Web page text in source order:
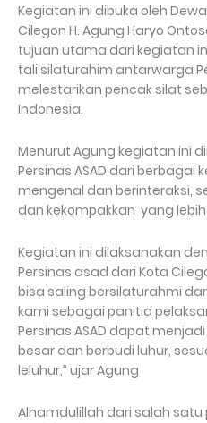
Kegiatan ini dibuka oleh
Cilegon H. Agung Haryo
tujuan utama dari kegiatan
tali silaturahim antarwarga
melestarikan pencak silat
Indonesia.
Menurut Agung kegiatan ini
Persinas ASAD dari
mengenal dan berinteraksi,
dan kekompakkan yang
Kegiatan ini dilaksanakan
Persinas asad dari Kota
bisa saling bersilaturahmi
kami sebagai panitia
Persinas ASAD dapat
besar dan berbudi luhur,
leluhur,” ujar Agung
Alhamdulillah dari salah